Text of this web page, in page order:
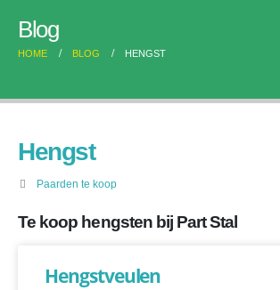
Blog
HOME BLOG HENGST
Hengst
Paarden te koop
Te koop hengsten bij Part Stal
Hengstveulen